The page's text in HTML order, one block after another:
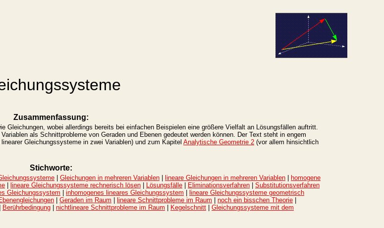
Zusammenfassung:
Gleichungen, wobei allerdings bereits bei einfachen Beispielen eine größere Vielfalt an Lösungsfällen auftritt.
als Schnittprobleme von Geraden und Ebenen gedeutet werden können. Der Text steht in engem
Gleichungssysteme in zwei Variablen) und zum Kapitel Analytische Geometrie 2 (vor allem hinsichtlich
Stichworte:
Gleichungen in mehreren Variablen lineare Gleichungen in mehreren Variablen
homogene
lineare Gleichungssysteme rechnerisch lösen Lösungsfälle Eliminationsverfahren
Substitutionsverfahren
Gleichungssystem inhomogenes lineares Gleichungssystem
lineare Gleichungssysteme geometrisch
Geraden im Raum lineare Schnittprobleme im Raum noch ein bisschen Theorie
Berührbedingung nichtlineare Schnittprobleme im Raum Kegelschnitt
Gleichungssysteme mit dem